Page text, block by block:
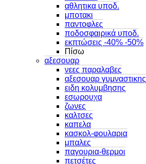
αθλητικα υποδ.
μποτακι
παντοφλες
ποδοσφαιρικά υποδ.
εκπτώσεις -40% -50%
Πίσω
αξεσουαρ
νεες παραλαβες
αξεσουαρ γυμναστικης
ειδη κολυμβησης
εσωρουχα
ζωνες
καλτσες
καπελα
κασκολ-φουλαρια
μπαλες
παγουρια-θερμοι
πετσέτες